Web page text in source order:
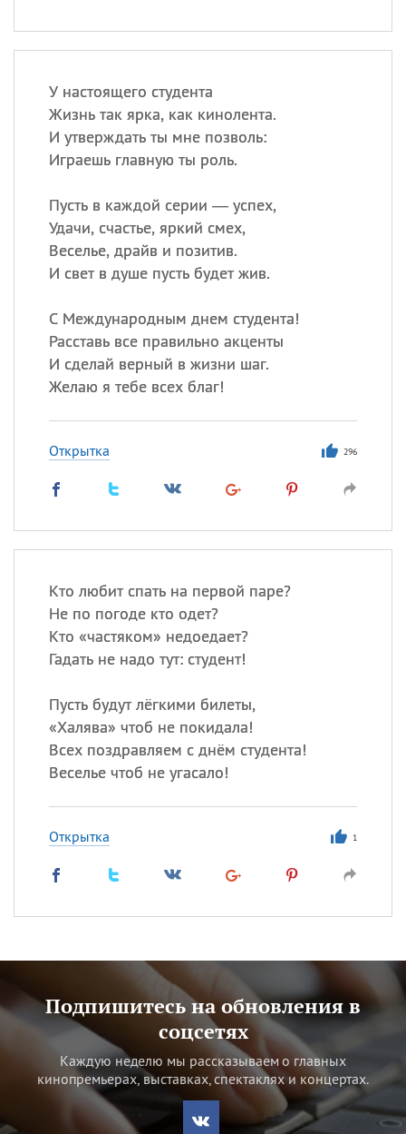
У настоящего студента
Жизнь так ярка, как кинолента.
И утверждать ты мне позволь:
Играешь главную ты роль.
Пусть в каждой серии — успех,
Удачи, счастье, яркий смех,
Веселье, драйв и позитив.
И свет в душе пусть будет жив.
С Международным днем студента!
Расставь все правильно акценты
И сделай верный в жизни шаг.
Желаю я тебе всех благ!
Открытка 296
Кто любит спать на первой паре?
Не по погоде кто одет?
Кто «частяком» недоедает?
Гадать не надо тут: студент!
Пусть будут лёгкими билеты,
«Халява» чтоб не покидала!
Всех поздравляем с днём студента!
Веселье чтоб не угасало!
Открытка 1
Подпишитесь на обновления в
соцсетях
Каждую неделю мы рассказываем о главных
кинопремьерах, выставках, спектаклях и концертах.